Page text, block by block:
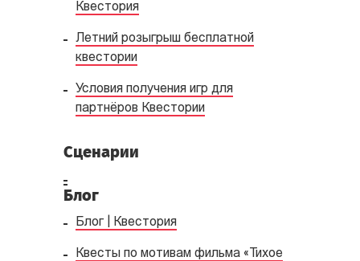
Квестория
Летний розыгрыш бесплатной
квестории
Условия получения игр для
партнёров Квестории
Сценарии
Блог
Блог | Квестория
Квесты по мотивам фильма «Тихое